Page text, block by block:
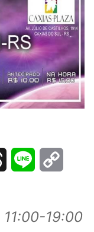
11:00-19:00